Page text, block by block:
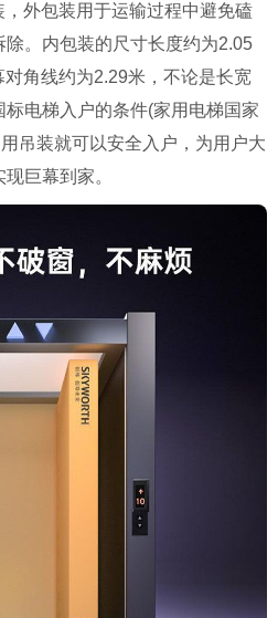
外包装用于运输过程中避免磕
。内包装的尺寸长度约为2.05
角线约为2.29米，不论是长宽
电梯入户的条件(家用电梯国家
吊装就可以安全入户，为用户大
巨幕到家。